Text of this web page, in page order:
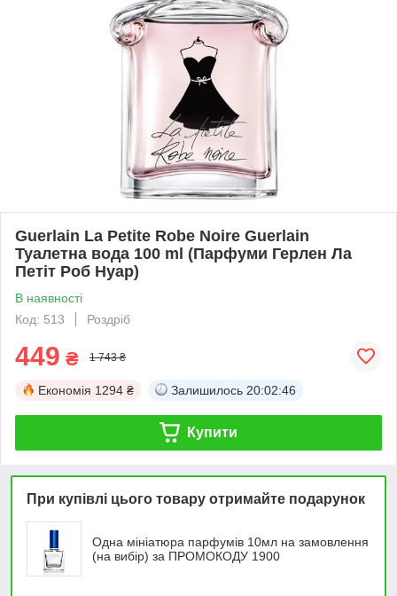
Guerlain La Petite Robe Noire Guerlain
Туалетна вода 100 ml (Парфуми Герлен Ла
Петіт Роб Нуар)
В наявності
Код: 513
Роздріб
449 ₴ 1 743 ₴
Економія 1294 ₴ Залишилось 20:02:46
Купити
При купівлі цього товару отримайте подарунок
Одна мініатюра парфумів 10мл на замовлення
(на вибір) за ПРОМОКОДУ 1900